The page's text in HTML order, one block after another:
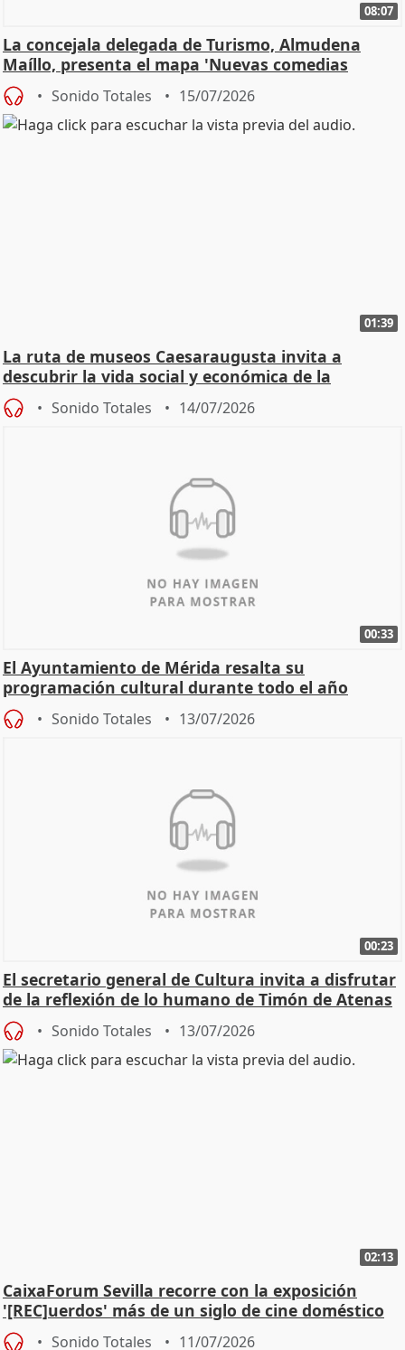
08:07
La concejala delegada de Turismo, Almudena
Maíllo, presenta el mapa 'Nuevas comedias
madrileñas'
Sonido Totales 15/07/2026
01:39
La ruta de museos Caesaraugusta invita a
descubrir la vida social y económica de la
Zaragoza ro
Sonido Totales 14/07/2026
00:33
El Ayuntamiento de Mérida resalta su
programación cultural durante todo el año
Sonido Totales 13/07/2026
00:23
El secretario general de Cultura invita a disfrutar
de la reflexión de lo humano de Timón de Atenas
Sonido Totales 13/07/2026
02:13
CaixaForum Sevilla recorre con la exposición
'[REC]uerdos' más de un siglo de cine doméstico
Sonido Totales 11/07/2026